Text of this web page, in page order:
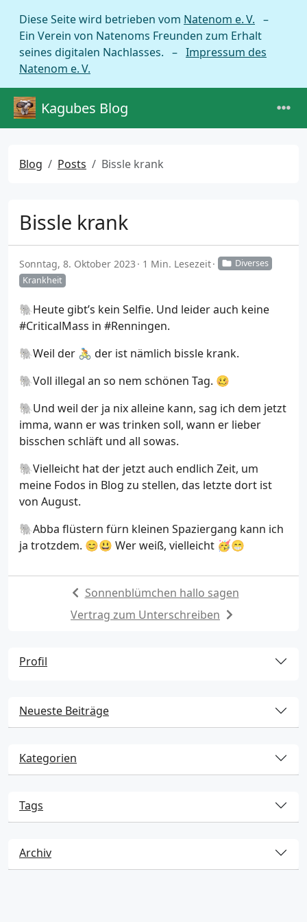
Diese Seite wird betrieben vom Natenom e. V. –
Ein Verein von Natenoms Freunden zum Erhalt
seines digitalen Nachlasses. – Impressum des
Natenom e. V.
Kagubes Blog
Blog Posts Bissle krank
Bissle krank
Sonntag, 8. Oktober 2023 1 Min. Lesezeit
Diverses
Krankheit
🐘Heute gibt’s kein Selfie. Und leider auch keine
#CriticalMass in #Renningen.
🐘Weil der 🚴 der ist nämlich bissle krank.
🐘Voll illegal an so nem schönen Tag. 🥴
🐘Und weil der ja nix alleine kann, sag ich dem jetzt
imma, wann er was trinken soll, wann er lieber
bisschen schläft und all sowas.
🐘Vielleicht hat der jetzt auch endlich Zeit, um
meine Fodos in Blog zu stellen, das letzte dort ist
von August.
🐘Abba flüstern fürn kleinen Spaziergang kann ich
ja trotzdem. 😊😃 Wer weiß, vielleicht 🥳😁
Sonnenblümchen hallo sagen
Vertrag zum Unterschreiben
Profil
Neueste Beiträge
Kategorien
Tags
Archiv